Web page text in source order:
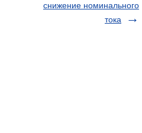
снижение номинального
тока